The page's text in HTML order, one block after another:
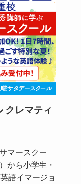
クレマティ
マースクー
から小学生・
語イマージョ